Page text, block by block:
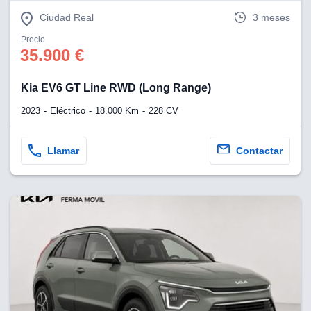
pero no se
para
publicidad
la
sitio
este
el botón
para
personales
en este
Ciudad Real 3 meses
Precio
35.900 €
Kia EV6 GT Line RWD (Long Range)
2023 Eléctrico 18.000 Km 228 CV
Llamar Contactar